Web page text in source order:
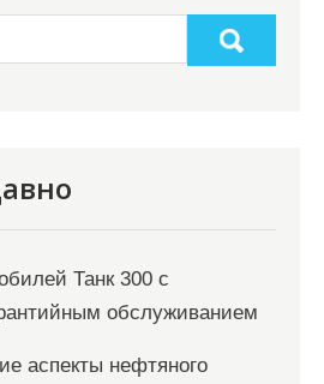
Танк 300 с
обслуживанием
аспекты нефтяного